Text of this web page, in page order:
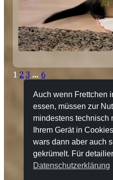
Auch wenn Frettchen
essen, müssen zur
mindestens technisch
Ihrem Gerät in
wars dann aber auch
gekrümelt. Für
Datenschutzerklärung
1 23 … 6
Impressum